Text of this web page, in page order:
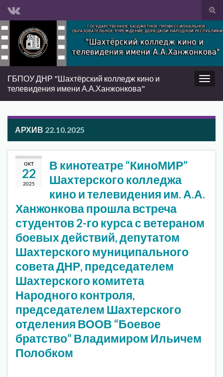
Вкл/
Search for:
Вкл/
ГБПОУ ДНР "Шахтёрский колледж кино и
телевидения имени А.А.Ханжонкова"
АРХИВ 22.10.2025
ОКТ
22
2025
В кинотеатре “КиноМИР”
Шахтерского колледжа
кино и телевидения им. А.А.
Ханжонкова прошла встреча
студентов 2-го курса с ветераном
боевых действий, депутатом
Шахтерского муниципального
совета ДНР, председателем
Шахтерского комитета
Народного контроля,
председателем Шахтерского
отделения ВООВ “Боевое
братство” Владимиром Ильичем
Полобком